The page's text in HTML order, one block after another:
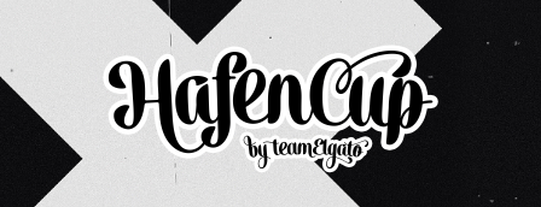
Inhalt